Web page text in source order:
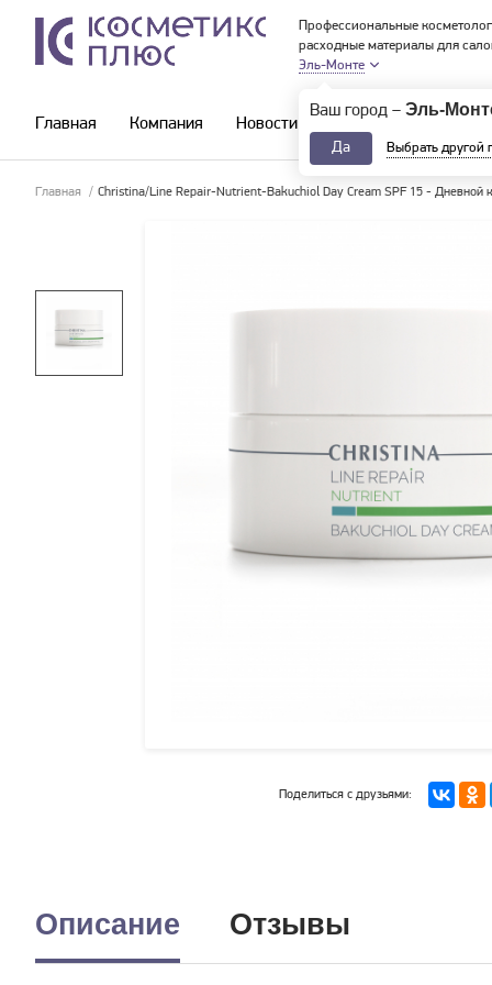
Профессиональные
расходные материалы для
Эль-Монте
Ваш город – Эль-
Да Выбрать другой
Главная Компания Новости и акции
Главная / Christina/Line Repair-Nutrient-Bakuchiol Day Cream SPF 15 - Дневной
Поделиться с друзьями:
Описание Отзывы